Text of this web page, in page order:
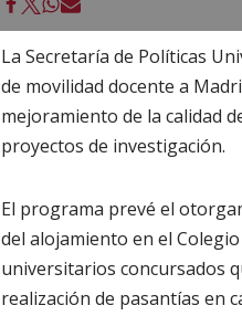
La Secretaría de Políticas
de movilidad docente a
mejoramiento de la calidad
proyectos de investigación.
El programa prevé el
del alojamiento en el
universitarios concursados
realización de pasantías en